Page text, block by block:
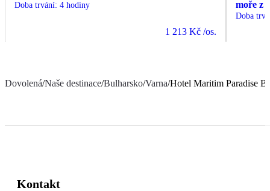
Doba trvání: 4 hodiny
1 213 Kč /os.
moře z
Doba
Dovolená/Naše destinace/Bulharsko/Varna/Hotel Maritim Paradise
Kontakt